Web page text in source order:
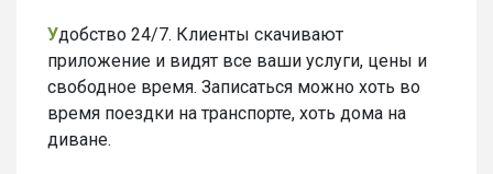
Удобство 24/7. Клиенты скачивают
приложение и видят все ваши услуги, цены и
свободное время. Записаться можно хоть во
время поездки на транспорте, хоть дома на
диване.